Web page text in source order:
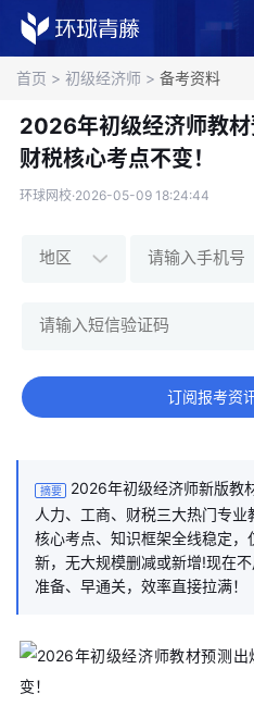
首页 > 初级经济师 > 备考资料
2026年初级经济师教
财税核心考点不变！
环球网校·2026-05-09 18:24:44
订阅报考资
摘要
2026年初级经济师新版教
人力、工商、财税三大热门专
核心考点、知识框架全线稳定
新，无大规模删减或新增!现在
准备、早通关，效率直接拉满！